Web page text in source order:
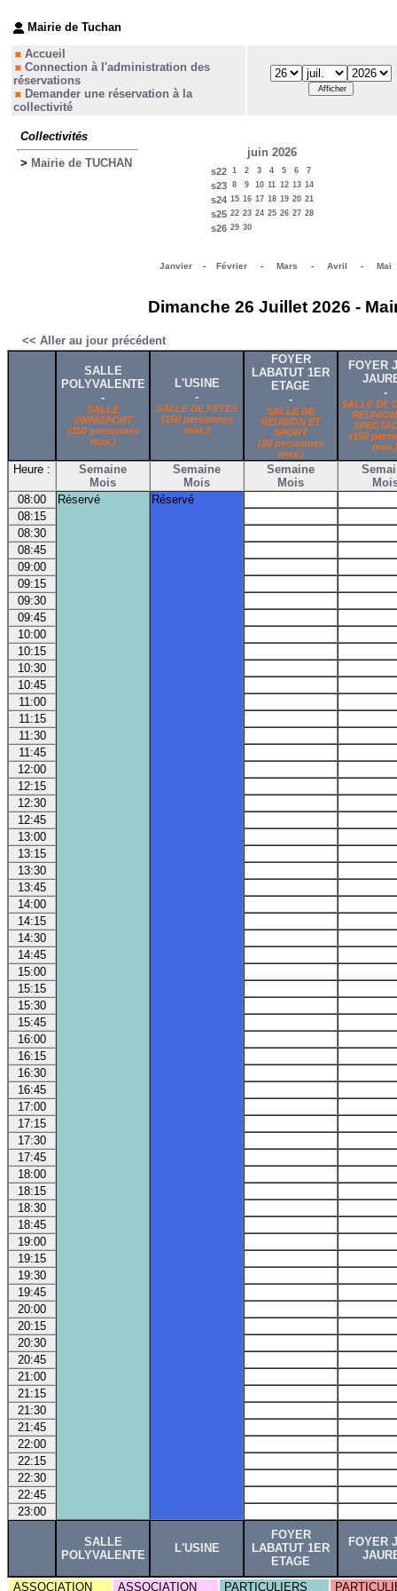
Mairie de Tuchan
Accueil
Connection à l'administration des
réservations
Demander une réservation à la
collectivité
Collectivités
> Mairie de TUCHAN
juin 2026
s22 1 2 3 4 5 6 7
s23 8 9 10 11 12 13 14
s24 15 16 17 18 19 20 21
s25 22 23 24 25 26 27 28
s26 29 30
Janvier- Février- Mars - Avril - Mai
Dimanche 26 Juillet 2026 -
<< Aller au jour précédent
SALLE
POLYVALENTE
-
SALLE
OMNISPORT
(350 personnes
max.)
L'USINE
-
SALLE DE FETES
(150 personnes
max.)
FOYER
LABATUT 1ER
ETAGE
-
SALLE DE
REUNION ET
SPORT
(20 personnes
max.)
FOYER
-
SALLE DE
(150
max.)
Heure :
Semaine
Mois
Semaine
Mois
Semaine
Mois
08:00
Réservé
Réservé
08:15
08:30
08:45
09:00
09:15
09:30
09:45
10:00
10:15
10:30
10:45
11:00
11:15
11:30
11:45
12:00
12:15
12:30
12:45
13:00
13:15
13:30
13:45
14:00
14:15
14:30
14:45
15:00
15:15
15:30
15:45
16:00
16:15
16:30
16:45
17:00
17:15
17:30
17:45
18:00
18:15
18:30
18:45
19:00
19:15
19:30
19:45
20:00
20:15
20:30
20:45
21:00
21:15
21:30
21:45
22:00
22:15
22:30
22:45
23:00
SALLE
POLYVALENTE
L'USINE
FOYER
LABATUT 1ER
ETAGE
FOYER
ASSOCIATION ASSOCIATION PARTICULIERS